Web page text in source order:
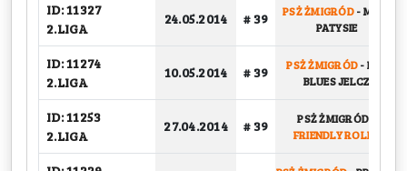
ID: 11327
2.LIGA
24.05.2014 # 39 PSŻ ŻMIGRÓD-MISIE
PATYSIE
ID: 11274
2.LIGA
10.05.2014 # 39 PSŻ ŻMIGRÓD-LZS
BLUES JELCZ
ID: 11253
2.LIGA
27.04.2014 # 39 PSŻ ŻMIGRÓD
FRIENDLY ROLLS